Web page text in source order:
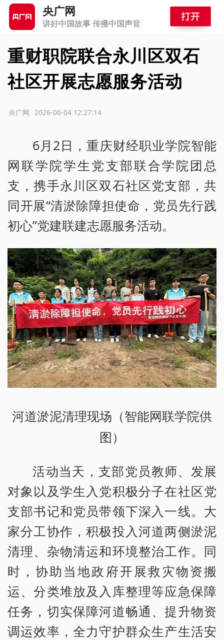
央广网
讲好中国故事 传播中国声音
重财职院联合永川区双石
社区开展志愿服务活动
2026-06-04 12:27:14
央广网
6月2日，重庆财经职业学院智能
网联学院学生党支部联合学院团总
支，携手永川区双石社区党支部，共
同开展“清淤除障担使命，党员先行践
初心”党建联建志愿服务活动。
河道淤泥清理现场（智能网联学院供
图）
活动当天，支部党员教师、发展
对象以及学生入党积极分子在社区党
支部书记和党员带领下深入一线。大
家分工协作，积极投入河道两侧淤泥
清理、杂物清运和环境整治工作。同
时，协助当地政府开展救灾物资搬
运、分类堆放及入库整理等应急保障
任务，切实保障河道畅通、提升物资
调运效率，全力守护群众生产生活安